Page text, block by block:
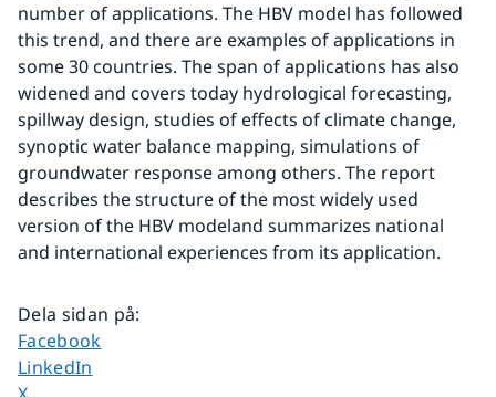
number of applications. The HBV model has followed
this trend, and there are examples of applications in
some 30 countries. The span of applications has also
widened and covers today hydrological forecasting,
spillway design, studies of effects of climate change,
synoptic water balance mapping, simulations of
groundwater response among others. The report
describes the structure of the most widely used
version of the HBV modeland summarizes national
and international experiences from its application.
Dela sidan på:
Dela sidan på
Facebook
Dela sidan på
LinkedIn